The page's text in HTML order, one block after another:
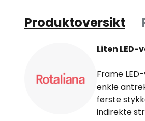
Produktoversikt
Liten
Frame
enkle
første
indirekte